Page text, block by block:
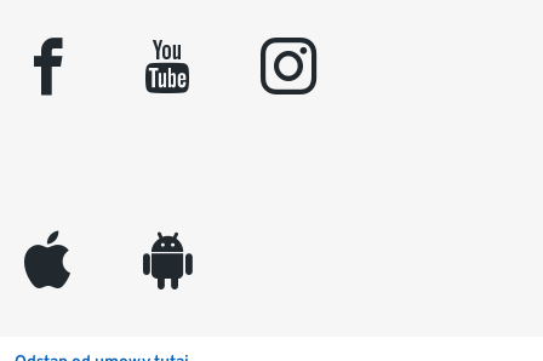
facebook youtube instagram
appleinc android